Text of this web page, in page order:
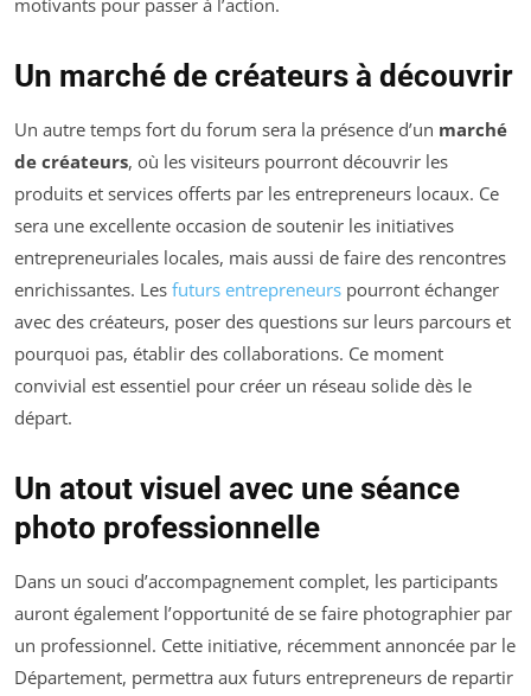
motivants pour passer à l’action.
Un marché de créateurs à découvrir
Un autre temps fort du forum sera la présence d’un marché
de créateurs, où les visiteurs pourront découvrir les
produits et services offerts par les entrepreneurs locaux. Ce
sera une excellente occasion de soutenir les initiatives
entrepreneuriales locales, mais aussi de faire des rencontres
enrichissantes. Les futurs entrepreneurs pourront échanger
avec des créateurs, poser des questions sur leurs parcours et
pourquoi pas, établir des collaborations. Ce moment
convivial est essentiel pour créer un réseau solide dès le
départ.
Un atout visuel avec une séance
photo professionnelle
Dans un souci d’accompagnement complet, les participants
auront également l’opportunité de se faire photographier par
un professionnel. Cette initiative, récemment annoncée par le
Département, permettra aux futurs entrepreneurs de repartir